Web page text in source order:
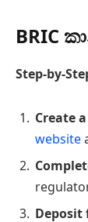
BRIC
Step-by-
Create
website
Deposit